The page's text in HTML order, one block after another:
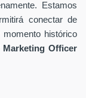
Estamos
conectar de
histórico
Marketing Officer